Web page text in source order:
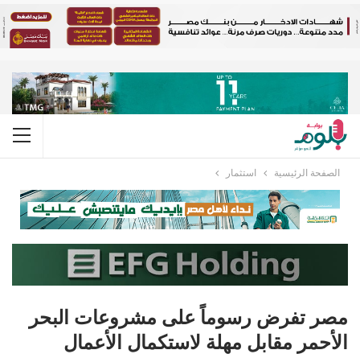
الصفحة الرئيسية استثمار
مصر تفرض رسوماً على مشروعات البحر
الأحمر مقابل مهلة لاستكمال الأعمال